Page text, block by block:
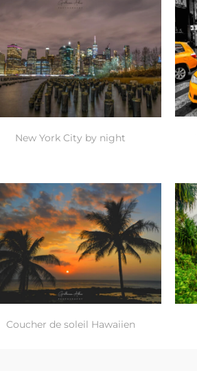
New York City by night
Coucher de soleil Hawaiien